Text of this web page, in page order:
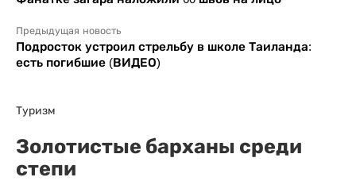
Предыдущая новость
Подросток устроил стрельбу в школе Таиланда:
есть погибшие (ВИДЕО)
Туризм
Золотистые барханы среди
степи